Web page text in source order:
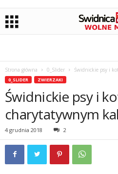
Strona główna 0_Slider Świdnickie psy i
0_SLIDER ZWIERZAKI
Świdnickie psy i
charytatywnym
4 grudnia 2018 2